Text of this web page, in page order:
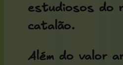
estudiosos do
catalão.
Além do valor